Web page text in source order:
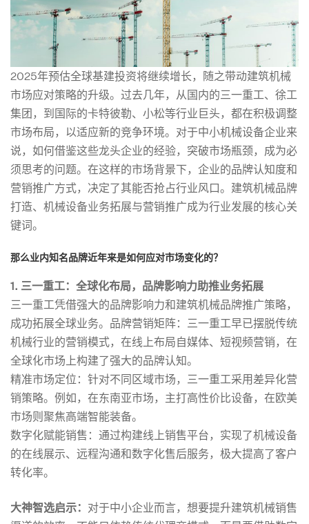
｜
2025
年
中
小
机
械
设
备
企
业
2025年预估全球基建投资将继续增长，随之带动建筑机械
市场应对策略的升级。过去几年，从国内的三一重工、徐工
集团，到国际的卡特彼勒、小松等行业巨头，都在积极调整
市场布局，以适应新的竞争环境。对于中小机械设备企业来
说，如何借鉴这些龙头企业的经验，突破市场瓶颈，成为必
须思考的问题。在这样的市场背景下，企业的品牌认知度和
营销推广方式，决定了其能否抢占行业风口。建筑机械品牌
打造、机械设备业务拓展与营销推广成为行业发展的核心关
键词。
那么业内知名品牌近年来是如何应对市场变化的？
1. 三一重工：全球化布局，品牌影响力助推业务拓展
三一重工凭借强大的品牌影响力和建筑机械品牌推广策略，
成功拓展全球业务。品牌营销矩阵：三一重工早已摆脱传统
机械行业的营销模式，在线上布局自媒体、短视频营销，在
全球化市场上构建了强大的品牌认知。
精准市场定位：针对不同区域市场，三一重工采用差异化营
销策略。例如，在东南亚市场，主打高性价比设备，在欧美
市场则聚焦高端智能装备。
数字化赋能销售：通过构建线上销售平台，实现了机械设备
的在线展示、远程沟通和数字化售后服务，极大提高了客户
转化率。
大神智选启示： 对于中小企业而言，想要提升建筑机械销售